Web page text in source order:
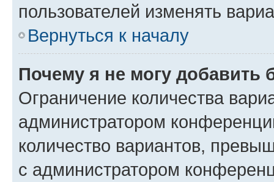
пользователей изменять
Вернуться к началу
Почему я не могу добавить
Ограничение количества
администратором
количество вариантов,
с администратором